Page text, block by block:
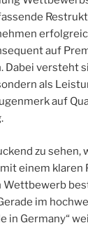
auf
Dabei versteht
als
auf
zu sehen,
einem klaren
im
in Germany“